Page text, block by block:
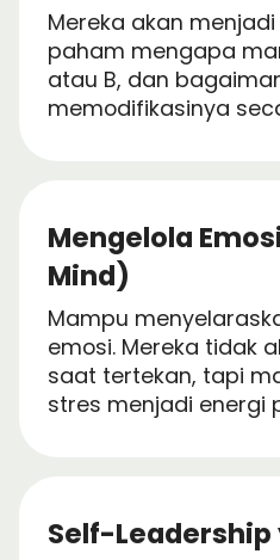
Mereka akan
paham mengapa
atau B, dan
memodifikasinya
Mengelola
Mind)
Mampu
emosi. Mereka tidak
saat tertekan, tapi
stres menjadi energi
Self-Leadership